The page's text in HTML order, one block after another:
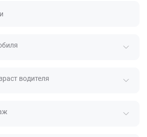
водителя